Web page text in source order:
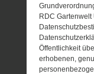
RDC
Öffentlichkeit
erhobenen,